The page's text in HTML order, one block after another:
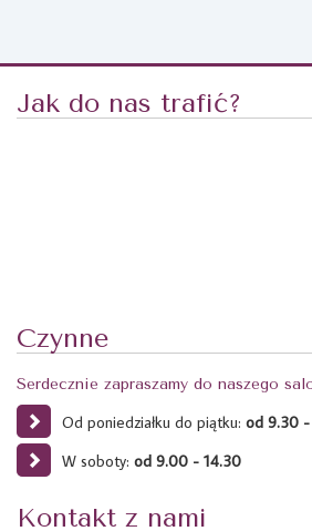
Jak do nas trafić?
Czynne
Serdecznie zapraszamy do naszego
Od poniedziałku do piątku: od 9.30
W soboty: od 9.00 - 14.30
Kontakt z nami